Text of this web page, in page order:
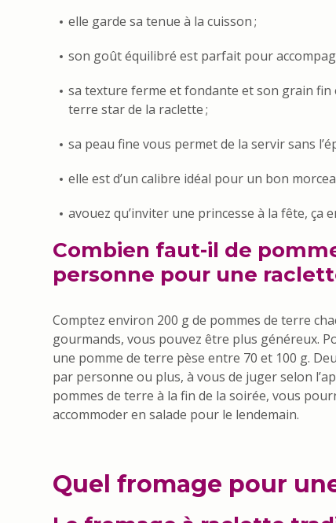
elle garde sa tenue à la cuisson ;
son goût équilibré est parfait pour
sa texture ferme et fondante et son grain fin
terre star de la raclette ;
sa peau fine vous permet de la servir sans
elle est d’un calibre idéal pour un bon
avouez qu’inviter une princesse à la fête, ça
Combien faut-il de
personne pour une
Comptez environ 200 g de pommes de terre
gourmands, vous pouvez être plus généreux.
une pomme de terre pèse entre 70 et 100 g.
par personne ou plus, à vous de juger selon
pommes de terre à la fin de la soirée, vous
accommoder en salade pour le lendemain.
Quel fromage pour